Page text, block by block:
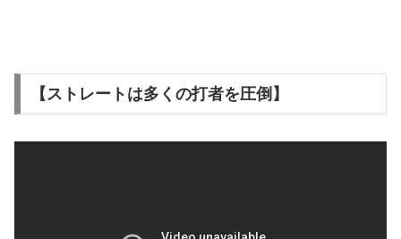
【ストレートは多くの打者を圧倒】